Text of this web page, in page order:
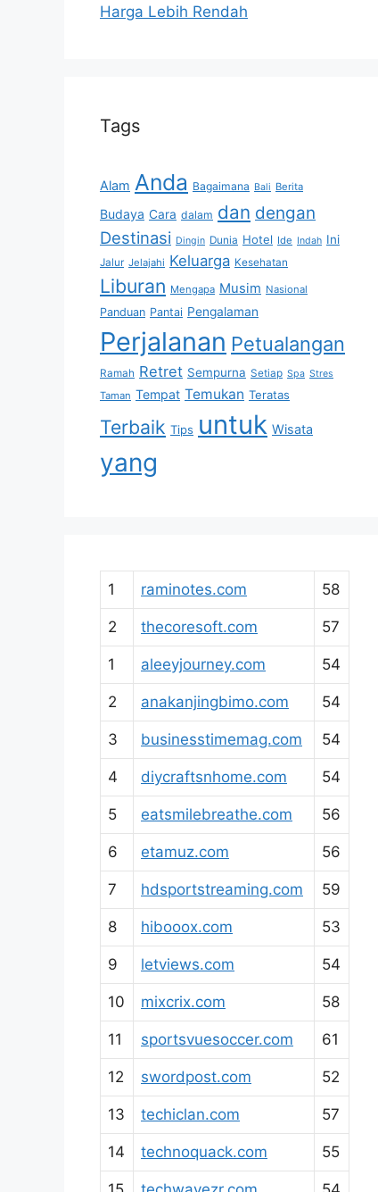
Harga Lebih Rendah
Tags
Alam Anda Bagaimana Bali Berita
Budaya Cara dalam dan dengan
Destinasi Dingin Dunia Hotel Ide Indah Ini
Jalur Jelajahi Keluarga Kesehatan
Liburan Mengapa Musim Nasional
Panduan Pantai Pengalaman
Perjalanan Petualangan
Ramah Retret Sempurna Setiap Spa Stres
Taman Tempat Temukan Teratas
Terbaik Tips untuk Wisata
yang
1 raminotes.com 58
2 thecoresoft.com 57
1 aleeyjourney.com 54
2 anakanjingbimo.com 54
3 businesstimemag.com 54
4 diycraftsnhome.com 54
5 eatsmilebreathe.com 56
6 etamuz.com 56
7 hdsportstreaming.com 59
8 hibooox.com 53
9 letviews.com 54
10 mixcrix.com 58
11 sportsvuesoccer.com 61
12 swordpost.com 52
13 techiclan.com 57
14 technoquack.com 55